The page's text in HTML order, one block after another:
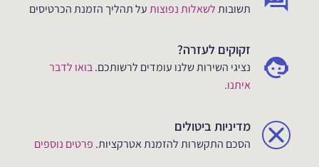
תשובותלשאלות נפוצותעל תהליך הזמנת הכרטיסים
זקוקים לעזרה?
נציגי השירות שלנו עומדים לרשותכם.בואו לדבר
איתנו.
מדיניות ביטולים
הסכם התקשרות להזמנת אטרקציות. פרטים נוספים